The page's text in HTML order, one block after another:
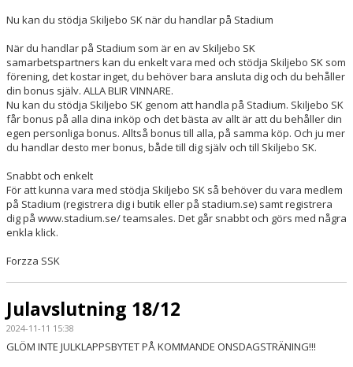
Nu kan du stödja Skiljebo SK när du handlar på Stadium
När du handlar på Stadium som är en av Skiljebo SK
samarbetspartners kan du enkelt vara med och stödja Skiljebo SK som
förening, det kostar inget, du behöver bara ansluta dig och du behåller
din bonus själv. ALLA BLIR VINNARE.
Nu kan du stödja Skiljebo SK genom att handla på Stadium. Skiljebo SK
får bonus på alla dina inköp och det bästa av allt är att du behåller din
egen personliga bonus. Alltså bonus till alla, på samma köp. Och ju mer
du handlar desto mer bonus, både till dig själv och till Skiljebo SK.
Snabbt och enkelt
För att kunna vara med stödja Skiljebo SK så behöver du vara medlem
på Stadium (registrera dig i butik eller på stadium.se) samt registrera
dig på www.stadium.se/ teamsales. Det går snabbt och görs med några
enkla klick.
Forzza SSK
Julavslutning 18/12
2024-11-11 15:38
GLÖM INTE JULKLAPPSBYTET PÅ KOMMANDE ONSDAGSTRÄNING!!!